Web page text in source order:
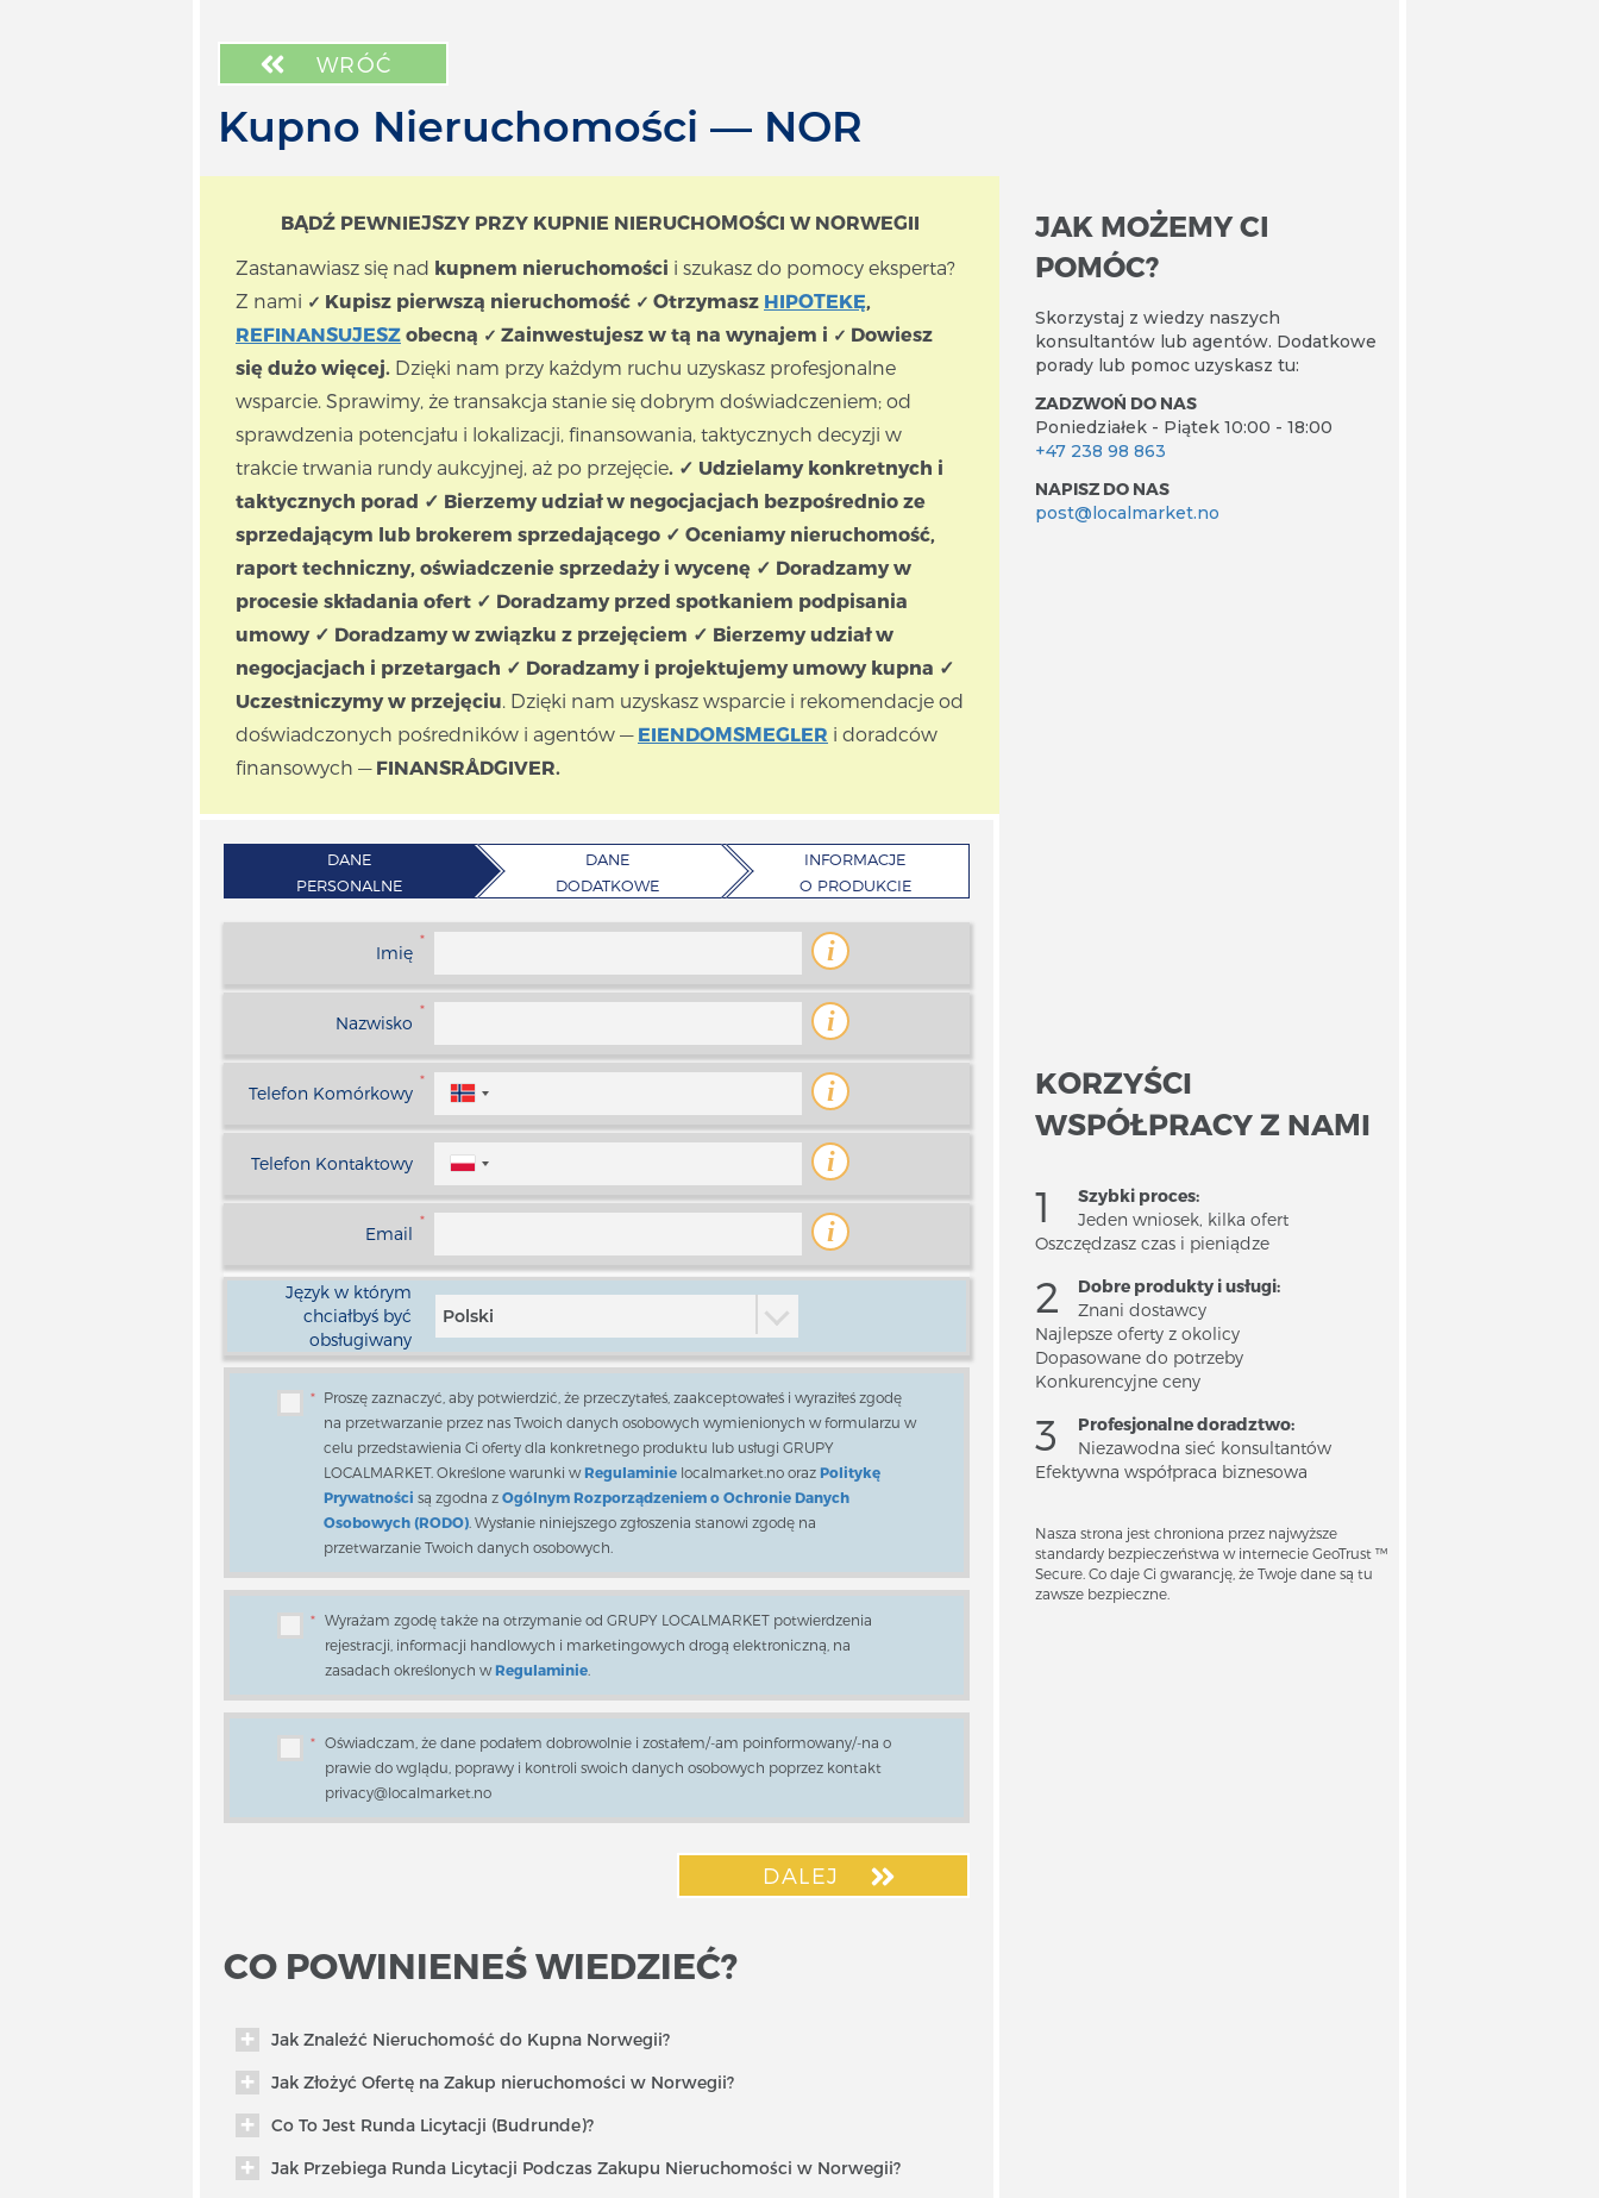
TELECOM
ODSZKODOWANIA
FORMALNOŚCI
USŁUGI
INFORMATYCZNE
ODSZKODOWANIA
KURSY|SZKOLENIA
PRAWO I PORADY
USŁUGI
INFORMATYCZNE
WRÓĆ
Kupno Nieruchomości — NOR
BĄDŹ PEWNIEJSZY PRZY KUPNIE NIERUCHOMOŚCI W NORWEGII
Zastanawiasz się nad kupnem nieruchomości i szukasz do pomocy eksperta?
Z nami ✓ Kupisz pierwszą nieruchomość ✓ Otrzymasz HIPOTEKĘ,
REFINANSUJESZ obecną ✓ Zainwestujesz w tą na wynajem i ✓ Dowiesz
się dużo więcej. Dzięki nam przy każdym ruchu uzyskasz profesjonalne
wsparcie. Sprawimy, że transakcja stanie się dobrym doświadczeniem; od
sprawdzenia potencjału i lokalizacji, finansowania, taktycznych decyzji w
trakcie trwania rundy aukcyjnej, aż po przejęcie. ✓ Udzielamy konkretnych i
taktycznych porad ✓ Bierzemy udział w negocjacjach bezpośrednio ze
sprzedającym lub brokerem sprzedającego ✓ Oceniamy nieruchomość,
raport techniczny, oświadczenie sprzedaży i wycenę ✓ Doradzamy w
procesie składania ofert ✓ Doradzamy przed spotkaniem podpisania
umowy ✓ Doradzamy w związku z przejęciem ✓ Bierzemy udział w
negocjacjach i przetargach ✓ Doradzamy i projektujemy umowy kupna ✓
Uczestniczymy w przejęciu. Dzięki nam uzyskasz wsparcie i rekomendacje od
doświadczonych pośredników i agentów — EIENDOMSMEGLER i doradców
finansowych — FINANSRÅDGIVER.
JAK MOŻEMY CI
POMÓC?
Skorzystaj z wiedzy naszych
konsultantów lub agentów. Dodatkowe
porady lub pomoc uzyskasz tu:
ZADZWOŃ DO NAS
Poniedziałek - Piątek 10:00 - 18:00
+47 238 98 863
NAPISZ DO NAS
post@localmarket.no
DANE
PERSONALNE
DANE
DODATKOWE
INFORMACJE
O PRODUKCIE
Imię
* i
Nazwisko
* i
Telefon Komórkowy
* i
KORZYŚCI
WSPÓŁPRACY Z NAMI
Szybki proces:
Jeden wniosek, kilka ofert
Oszczędzasz czas i pieniądze
Dobre produkty i usługi:
Znani dostawcy
Najlepsze oferty z okolicy
Dopasowane do potrzeby
Konkurencyjne ceny
Profesjonalne doradztwo:
Niezawodna sieć konsultantów
Efektywna współpraca biznesowa
Nasza strona jest chroniona przez najwyższe
standardy bezpieczeństwa w internecie GeoTrust ™
Secure. Co daje Ci gwarancję, że Twoje dane są tu
zawsze bezpieczne.
Telefon Kontaktowy i
Email
* i
Język w którym
chciałbyś być
obsługiwany
Polski
Proszę zaznaczyć, aby potwierdzić, że przeczytałeś, zaakceptowałeś i wyraziłeś zgodę
na przetwarzanie przez nas Twoich danych osobowych wymienionych w formularzu w
celu przedstawienia Ci oferty dla konkretnego produktu lub usługi GRUPY
LOCALMARKET. Określone warunki wRegulaminielocalmarket.no oraz Politykę
Prywatności są zgodna z Ogólnym Rozporządzeniem o Ochronie Danych
Osobowych (RODO). Wysłanie niniejszego zgłoszenia stanowi zgodę na
przetwarzanie Twoich danych osobowych.
*
Wyrażam zgodę także na otrzymanie od GRUPY LOCALMARKET potwierdzenia
rejestracji, informacji handlowych i marketingowych drogą elektroniczną, na
zasadach określonych wRegulaminie.
*
Oświadczam, że dane podałem dobrowolnie i zostałem/-am poinformowany/-na o
prawie do wglądu, poprawy i kontroli swoich danych osobowych poprzez kontakt
privacy@localmarket.no
*
DALEJ
CO POWINIENEŚ WIEDZIEĆ?
Jak Znaleźć Nieruchomość do Kupna Norwegii?
Jak Złożyć Ofertę na Zakup nieruchomości w Norwegii?
Co To Jest Runda Licytacji (Budrunde)?
Jak Przebiega Runda Licytacji Podczas Zakupu Nieruchomości w Norwegii?